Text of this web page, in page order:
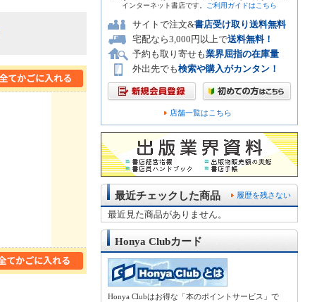
インターネット書店です。
ご利用ガイドはこちら
サイトで注文&書店受け取り送料無料
宅配なら3,000円以上で送料無料！
予約も取り寄せも業界屈指の在庫量
外出先でも検索や購入がカンタン！
店舗一覧はこちら
履歴を残さない
最近チェックした商品
最近見た商品がありません。
Honya Clubカード
Honya Clubはお得な「本のポイントサービス」で